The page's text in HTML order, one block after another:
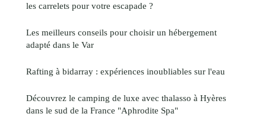
les carrelets pour votre escapade ?
Les meilleurs conseils pour choisir un hébergement
adapté dans le Var
Rafting à bidarray : expériences inoubliables sur l'eau
Découvrez le camping de luxe avec thalasso à Hyères
dans le sud de la France "Aphrodite Spa"